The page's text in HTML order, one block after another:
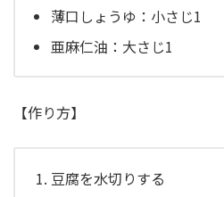
薄口しょうゆ：小さじ1
亜麻仁油：大さじ1
【作り方】
豆腐を水切りする